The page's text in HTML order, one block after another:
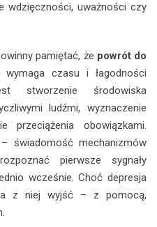
wdzięczności, uważności czy
pamiętać, że powrót do
czasu i łagodności
stworzenie środowiska
ludźmi, wyznaczenie
przeciążenia obowiązkami.
świadomość mechanizmów
pierwsze sygnały
wcześnie. Choć depresja
z niej wyjść – z pomocą,